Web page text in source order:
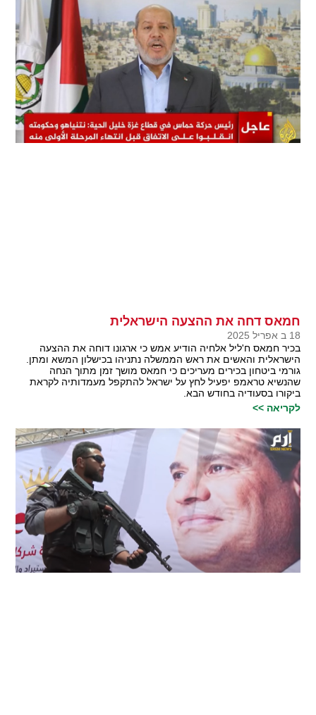
חמאס דחה את ההצעה הישראלית
18 ב אפריל 2025
בכיר חמאס ח'ליל אלחיה הודיע אמש כי ארגונו דוחה את ההצעה
הישראלית והאשים את ראש הממשלה נתניהו בכישלון המשא ומתן.
גורמי ביטחון בכירים מעריכים כי חמאס מושך זמן מתוך הנחה
שהנשיא טראמפ יפעיל לחץ על ישראל להתקפל מעמדותיה לקראת
ביקורו בסעודיה בחודש הבא.
לקריאה >>